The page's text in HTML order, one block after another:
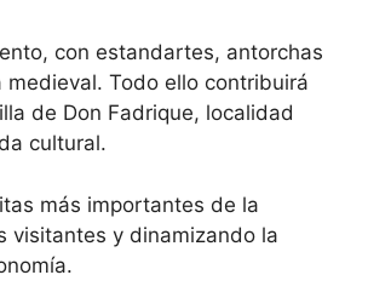
con estandartes, antorchas
Todo ello contribuirá
de Don Fadrique, localidad
cultural.
más importantes de la
visitantes y dinamizando la